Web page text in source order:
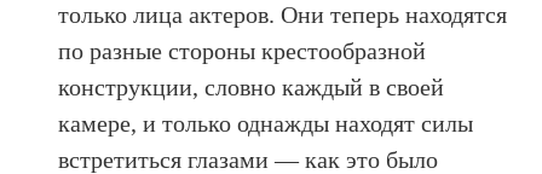
только лица актеров. Они теперь находятся
по разные стороны крестообразной
конструкции, словно каждый в своей
камере, и только однажды находят силы
встретиться глазами — как это было